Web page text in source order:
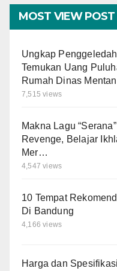
MOST VIEW POST
Ungkap
Temukan Uang
Rumah Dinas Mentan
7,515 views
Makna Lagu
Revenge, Belajar
Mer…
4,547 views
10 Tempat
Di Bandung
4,166 views
Harga dan